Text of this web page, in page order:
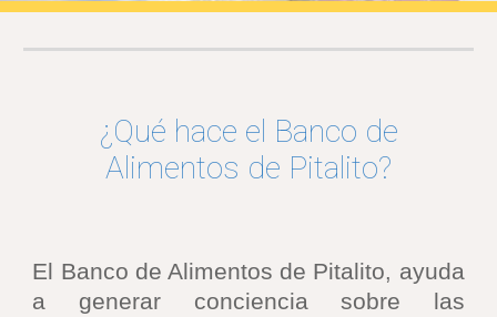
¿Qué hace el Banco de
Alimentos de Pitalito?
El Banco de Alimentos de Pitalito, ayuda
a generar conciencia sobre las